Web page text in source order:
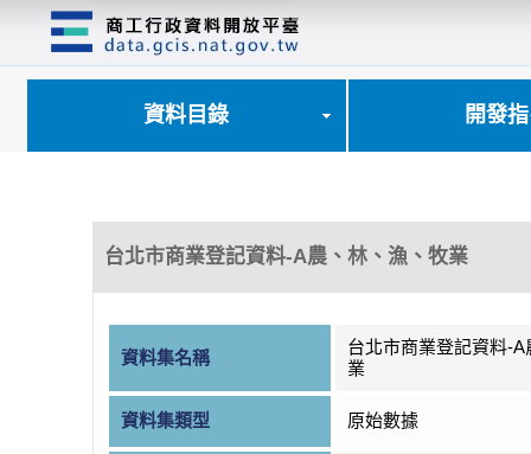
資料目錄 開發
台北市商業登記資料-A農、林、漁、牧業
資料集名稱
台北市商業登記資料-
業
資料集類型 原始數據